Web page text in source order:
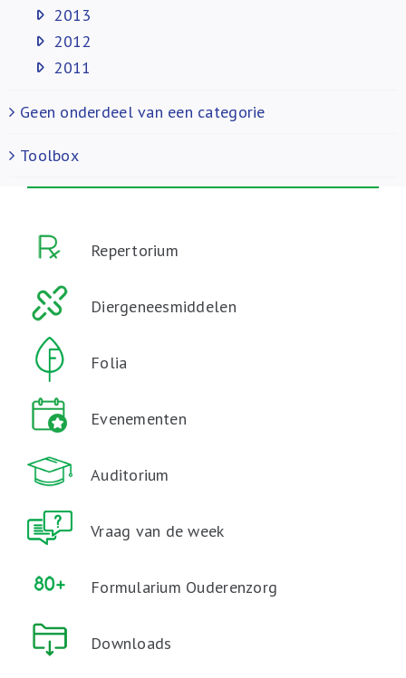
2013
2012
2011
Geen onderdeel van een categorie
Toolbox
Repertorium
Diergeneesmiddelen
Folia
Evenementen
Auditorium
Vraag van de week
Formularium Ouderenzorg
Downloads